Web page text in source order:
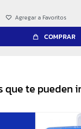
COMPRAR
que te pueden